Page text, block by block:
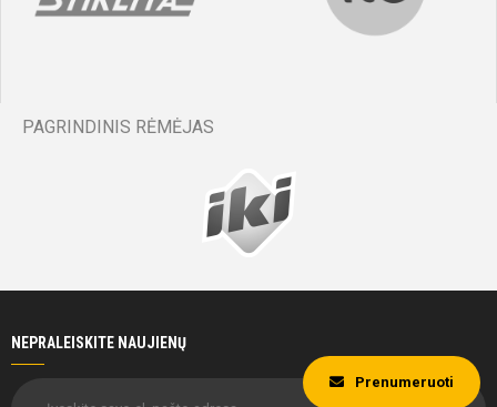
PAGRINDINIS RĖMĖJAS
NEPRALEISKITE NAUJIENŲ
Prenumeruoti